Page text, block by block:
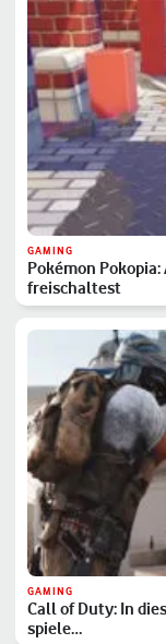
GAMING
Pokémon
freischaltest
GAMING
Call of Duty: In
spiele…